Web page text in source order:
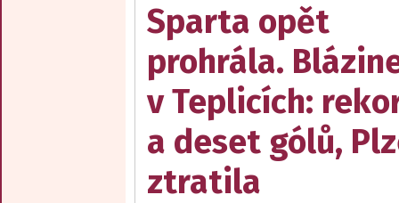
Sparta opět
prohrála.
v Teplicích:
a deset gólů,
ztratila